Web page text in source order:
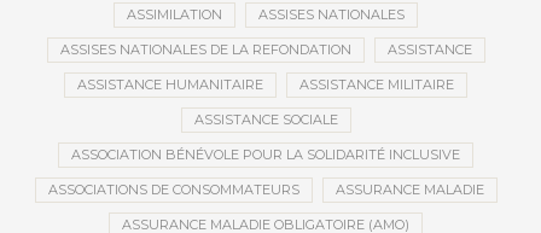
ASSIMILATION ASSISES NATIONALES
ASSISES NATIONALES DE LA REFONDATION ASSISTANCE
ASSISTANCE HUMANITAIRE ASSISTANCE MILITAIRE
ASSISTANCE SOCIALE
ASSOCIATION BÉNÉVOLE POUR LA SOLIDARITÉ INCLUSIVE
ASSOCIATIONS DE CONSOMMATEURS ASSURANCE MALADIE
ASSURANCE MALADIE OBLIGATOIRE (AMO)